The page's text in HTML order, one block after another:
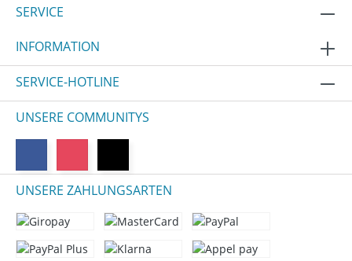
SERVICE
INFORMATION
SERVICE-HOTLINE
UNSERE COMMUNITYS
UNSERE ZAHLUNGSARTEN